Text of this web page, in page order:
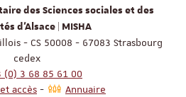
des Sciences sociales et des
d'Alsace | MISHA
- CS 50008 - 67083 Strasbourg
cedex
(0) 3 68 85 61 00
accès
Annuaire